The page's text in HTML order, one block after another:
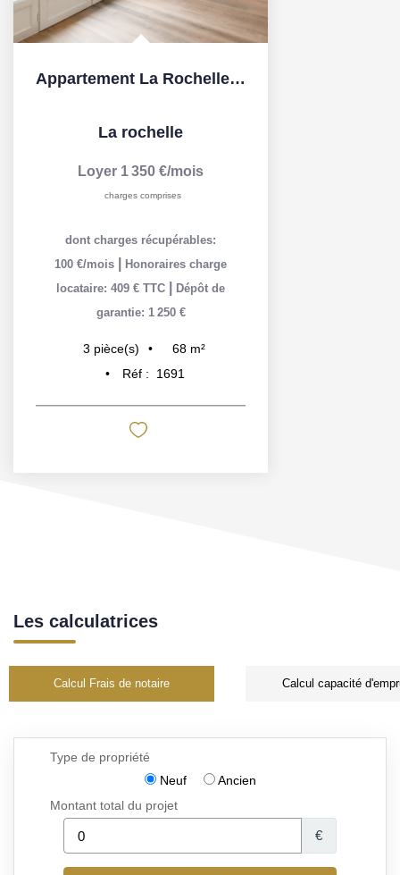
Appartement La Rochelle 3 pièce(s) 68.10 m2
La rochelle
Loyer 1 350 €/mois
charges comprises
dont charges récupérables:
100 €/mois
Honoraires charge
locataire: 409 € TTC
Dépôt de
garantie: 1 250 €
3 pièce(s) 68 m²
Réf :
1691
Les calculatrices
Calcul Frais de notaire Calcul capacité